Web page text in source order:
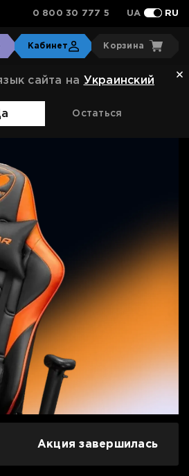
0 800 30 777 5 UA RU
Кабинет Корзина
сайта на Украинский
Остаться
Акция завершилась